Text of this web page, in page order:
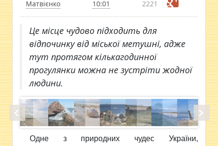
Матвієнко
10:01
2221
Це місце чудово підходить для
відпочинку від міської метушні, адже
тут протягом кількагодинної
прогулянки можна не зустріти жодної
людини.
Одне з природних чудес України,